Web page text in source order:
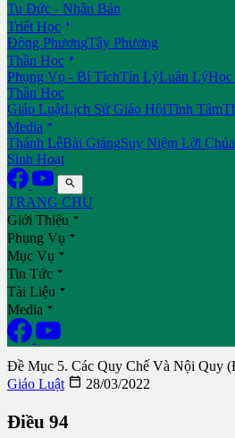
Tu Đức - Nhân Bản
Triết Học 
Đông PhươngTây Phương
Thần Học 
Phụng Vụ - Bí TíchTín LýLuân LýHọc
Thần Học
Giáo LuậtLịch Sử Giáo HộiTĩnh Tâm
Media 
Thánh LễBài GiảngSuy Niệm Lời Chúa
Sinh Hoạt

TRANG CHỦ
Giới Thiệu 
Phụng Vụ 
Mục Vụ 
Tin Tức 
Tài Liệu 
Media 
Đề Mục 5. Các Quy Chế Và Nội Quy
Giáo Luật  28/03/2022
Điều 94